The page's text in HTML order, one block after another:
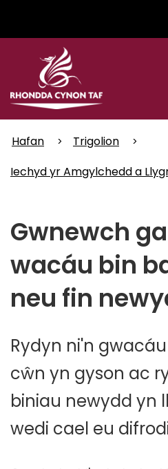
Hafan
Trigolion
Iechyd yr Amgylchedd a
Gwnewch
wacáu bin
neu fin
Rydyn ni'n
cŵn yn gyson ac
biniau newydd yn
wedi cael eu